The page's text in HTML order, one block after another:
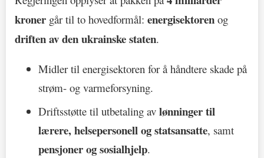
kroner går til to hovedformål: energisektoren og
driften av den ukrainske staten.
Midler til energisektoren for å håndtere skade på
strøm- og varmeforsyning.
Driftsstøtte til utbetaling av lønninger til
lærere, helsepersonell og statsansatte, samt
pensjoner og sosialhjelp.